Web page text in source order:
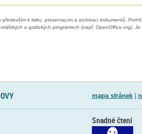
k tisku, prezentacím a archivaci dokumentů.
a grafických programech (např. OpenOffice.org). Je
mapa stránek|
Snadné čtení